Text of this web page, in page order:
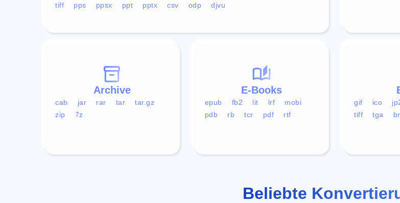
tiff
pps ppsx ppt pptx csv odp djvu
gif ico
tiff
tga
E-Books
epub fb2 lit lrf
mobi
pdb
rb tcr pdf rtf
Archive
cab jar rar tar
tar.gz
zip
7z
Beliebte